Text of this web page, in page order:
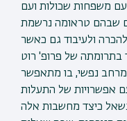
עם משפחות שכולות ועם
שבהם טראומה נרשמת
ולעיבוד גם כאשר
בתרומתה של פרופ' רוט
נפשי, בו מתאפשר
אפשרויות של התעלות
כיצד מחשבות אלה